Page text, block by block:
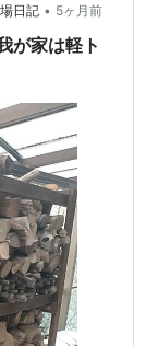
日記 • 5ヶ月前
が家は軽ト